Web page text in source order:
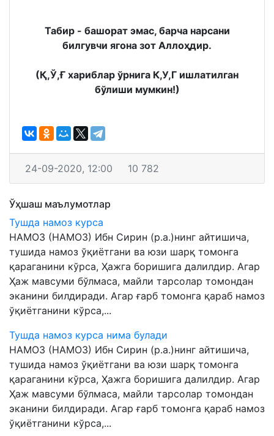
Табир - башорат эмас, барча нарсани
билгувчи ягона зот Аллоҳдир.
(Қ,Ў,Ғ хариблар ўрнига К,У,Г ишлатилган
бўлиши мумкин!)
24-09-2020, 12:00 10 782
Ўҳшаш маълумотлар
Тушда намоз курса
НАМОЗ (НАМОЗ) Ибн Сирин (р.а.)нинг айтишича,
тушида намоз ўқиётгани ва юзи шарқ томонга
қараганини кўрса, Ҳажга боришига далилдир. Агар
Ҳаж мавсуми бўлмаса, майли тарсолар томондан
эканини билдиради. Агар ғарб томонга қараб намоз
ўқиётганини кўрса,...
Тушда намоз курса нима булади
НАМОЗ (НАМОЗ) Ибн Сирин (р.а.)нинг айтишича,
тушида намоз ўқиётгани ва юзи шарқ томонга
қараганини кўрса, Ҳажга боришига далилдир. Агар
Ҳаж мавсуми бўлмаса, майли тарсолар томондан
эканини билдиради. Агар ғарб томонга қараб намоз
ўқиётганини кўрса,...